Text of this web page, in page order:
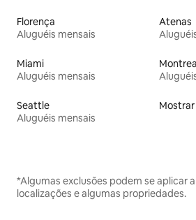
Florença
Aluguéis mensais
Atenas
Miami
Aluguéis mensais
Seattle
Aluguéis mensais
*Algumas exclusões podem se aplicar
localizações e algumas propriedades.